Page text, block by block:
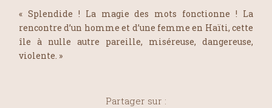
« Splendide ! La magie des mots fonctionne ! La
rencontre d’un homme et d’une femme en Haïti, cette
île à nulle autre pareille, miséreuse, dangereuse,
violente. »
Partager sur :